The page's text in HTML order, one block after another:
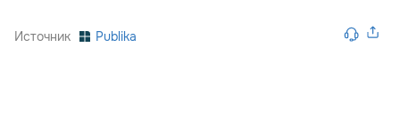
Источник Publika